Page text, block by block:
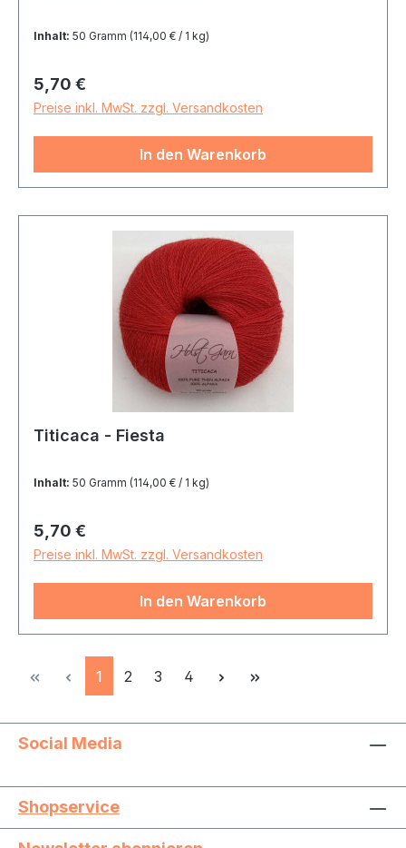
Inhalt: 50 Gramm (114,00 € / 1 kg)
Regulärer Preis:
5,70 €
Preise inkl. MwSt. zzgl. Versandkosten
In den Warenkorb
Titicaca - Fiesta
Inhalt: 50 Gramm (114,00 € / 1 kg)
Regulärer Preis:
5,70 €
Preise inkl. MwSt. zzgl. Versandkosten
In den Warenkorb
Seite
1 Seite
2 Seite
3 Seite
4
Social Media
Shopservice